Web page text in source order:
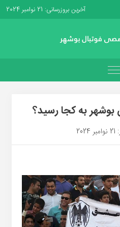
آخرین بروزرسانی: 21 نوامبر 2024
بوشهر به کجا رسید؟